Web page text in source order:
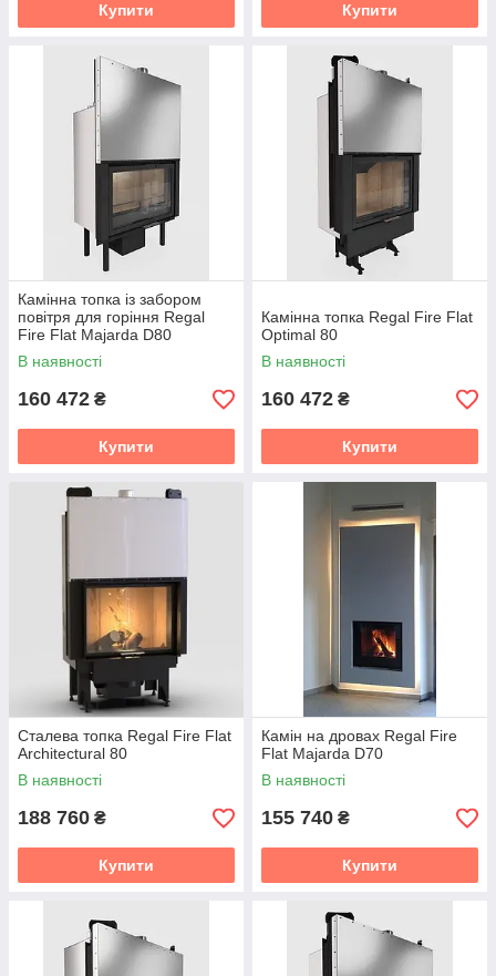
Купити Купити
Камінна топка із забором
повітря для горіння Regal
Fire Flat Majarda D80
В наявності
160 472 ₴
Купити
Камінна топка Regal Fire Flat
Optimal 80
В наявності
160 472 ₴
Купити
Сталева топка Regal Fire Flat
Architectural 80
В наявності
188 760 ₴
Купити
Камін на дровах Regal Fire
Flat Majarda D70
В наявності
155 740 ₴
Купити